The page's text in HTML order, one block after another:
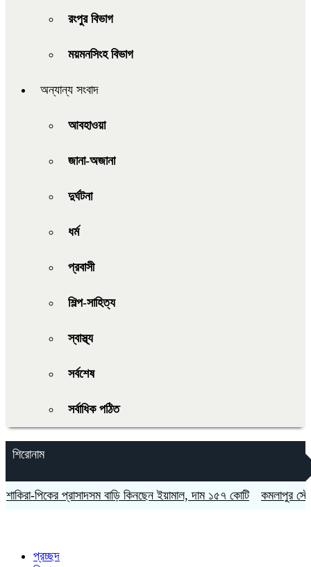
রংপুর বিভাগ
ময়মনসিংহ বিভাগ
অন্যান্য সংবাদ
আবহাওয়া
জানা-অজানা
দুর্ঘটনা
ধর্ম
প্রবাসী
শিল্প-সাহিত্য
স্বাস্থ্য
সর্বশেষ
সর্বাধিক পঠিত
শিরোনাম
পিকের প্রাসাদসম বাড়ি কিনছেন ইয়ামাল, দাম ১৫৭ কোটি কমলাপুর
প্রচ্ছদ